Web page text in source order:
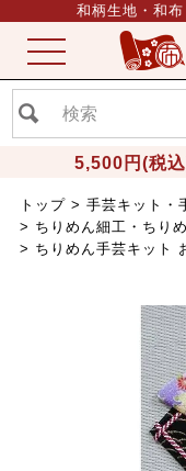
和柄生地・和
5,500円(税
ME
NU
トップ
手芸キット・
ちりめん細工・ちり
ちりめん手芸キット